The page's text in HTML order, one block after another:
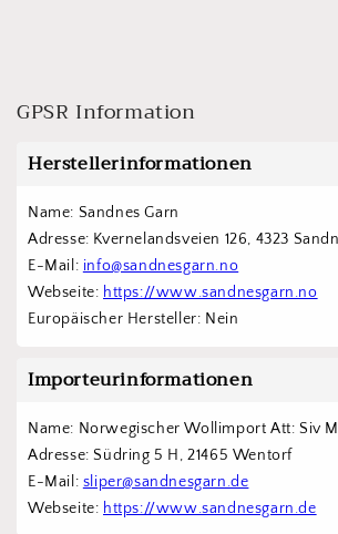
GPSR Information
Herstellerinformationen
Name: Sandnes Garn
Adresse: Kvernelandsveien 126, 4323
E-Mail: info@sandnesgarn.no
Webseite: https://www.sandnesgarn.no
Europäischer Hersteller: Nein
Importeurinformationen
Name: Norwegischer Wollimport Att: Siv
Adresse: Südring 5 H, 21465 Wentorf
E-Mail: sliper@sandnesgarn.de
Webseite: https://www.sandnesgarn.de